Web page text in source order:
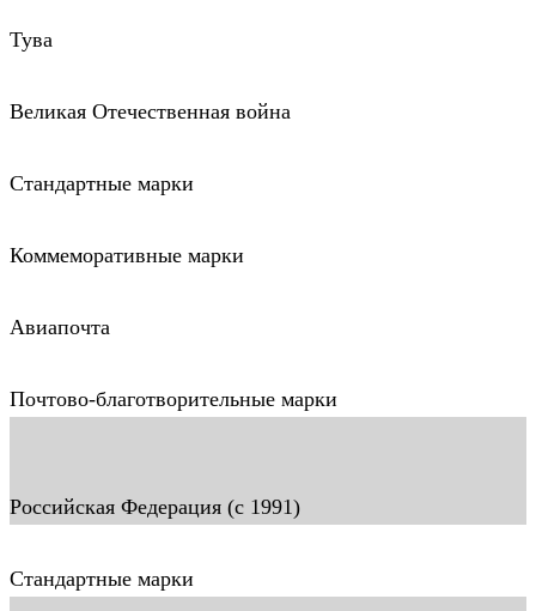
Тува
Великая Отечественная война
Стандартные марки
Коммеморативные марки
Авиапочта
Почтово-благотворительные марки
Российская Федерация (c 1991)
Стандартные марки